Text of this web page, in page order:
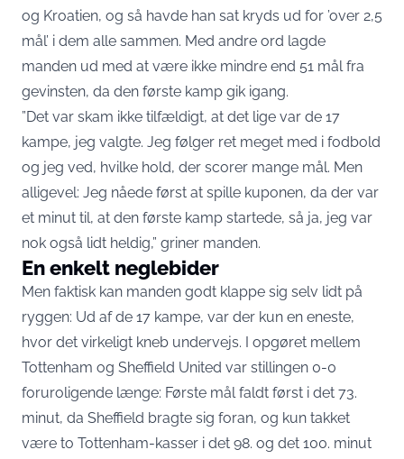
og Kroatien, og så havde han sat kryds ud for ’over 2,5
mål’ i dem alle sammen. Med andre ord lagde
manden ud med at være ikke mindre end 51 mål fra
gevinsten, da den første kamp gik igang.
”Det var skam ikke tilfældigt, at det lige var de 17
kampe, jeg valgte. Jeg følger ret meget med i fodbold
og jeg ved, hvilke hold, der scorer mange mål. Men
alligevel: Jeg nåede først at spille kuponen, da der var
et minut til, at den første kamp startede, så ja, jeg var
nok også lidt heldig,” griner manden.
En enkelt neglebider
Men faktisk kan manden godt klappe sig selv lidt på
ryggen: Ud af de 17 kampe, var der kun en eneste,
hvor det virkeligt kneb undervejs. I opgøret mellem
Tottenham og Sheffield United var stillingen 0-0
foruroligende længe: Første mål faldt først i det 73.
minut, da Sheffield bragte sig foran, og kun takket
være to Tottenham-kasser i det 98. og det 100. minut